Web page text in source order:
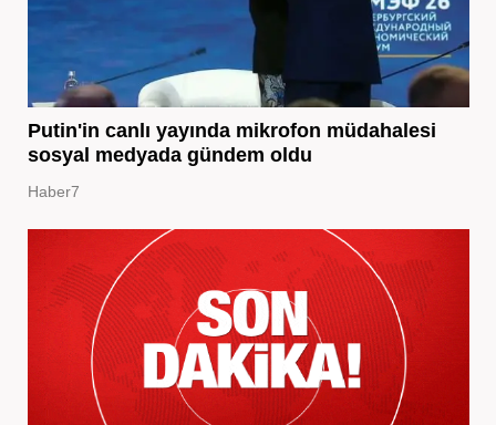
Putin'in canlı yayında mikrofon müdahalesi
sosyal medyada gündem oldu
Haber7